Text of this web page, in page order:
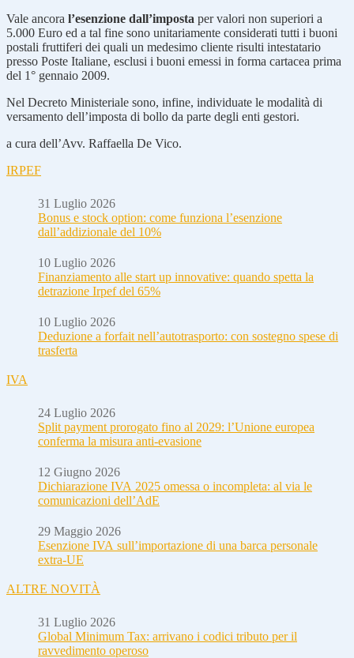
Vale ancora l’esenzione dall’imposta per valori non superiori a
5.000 Euro ed a tal fine sono unitariamente considerati tutti i buoni
postali fruttiferi dei quali un medesimo cliente risulti intestatario
presso Poste Italiane, esclusi i buoni emessi in forma cartacea prima
del 1° gennaio 2009.
Nel Decreto Ministeriale sono, infine, individuate le modalità di
versamento dell’imposta di bollo da parte degli enti gestori.
a cura dell’Avv. Raffaella De Vico.
IRPEF
31 Luglio 2026
Bonus e stock option: come funziona l’esenzione
dall’addizionale del 10%
10 Luglio 2026
Finanziamento alle start up innovative: quando spetta la
detrazione Irpef del 65%
10 Luglio 2026
Deduzione a forfait nell’autotrasporto: con sostegno spese di
trasferta
IVA
24 Luglio 2026
Split payment prorogato fino al 2029: l’Unione europea
conferma la misura anti-evasione
12 Giugno 2026
Dichiarazione IVA 2025 omessa o incompleta: al via le
comunicazioni dell’AdE
29 Maggio 2026
Esenzione IVA sull’importazione di una barca personale
extra-UE
ALTRE NOVITÀ
31 Luglio 2026
Global Minimum Tax: arrivano i codici tributo per il
ravvedimento operoso